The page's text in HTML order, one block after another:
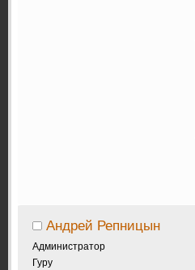
Андрей Репницын
Администратор
Гуру